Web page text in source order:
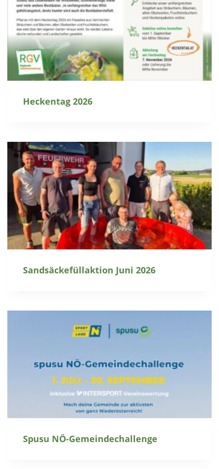
Heckentag 2026
Sandsäckefüllaktion Juni 2026
Spusu NÖ-Gemeindechallenge